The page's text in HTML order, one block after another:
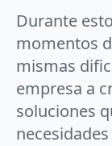
Durante
momentos
mismas
empresa a
soluciones